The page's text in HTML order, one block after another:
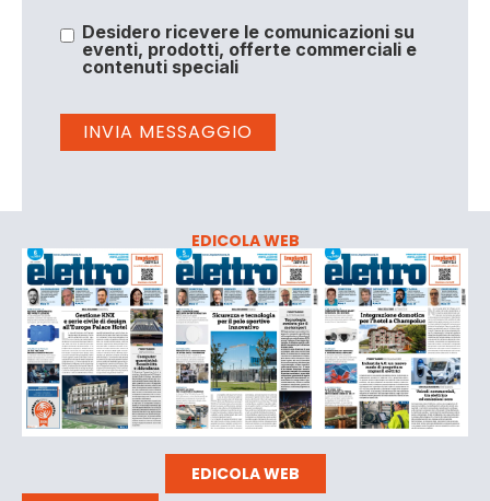
Desidero ricevere le comunicazioni su
eventi, prodotti, offerte commerciali e
contenuti speciali
EDICOLA WEB
EDICOLA WEB